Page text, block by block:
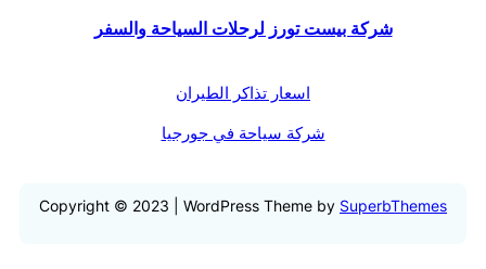
شركة بيست تورز لرحلات السياحة والسفر
اسعار تذاكر الطيران
شركة سياحة في جورجيا
Copyright © 2023 | WordPress Theme by SuperbThemes